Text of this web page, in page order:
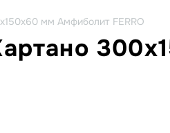
мм Амфиболит FERRO